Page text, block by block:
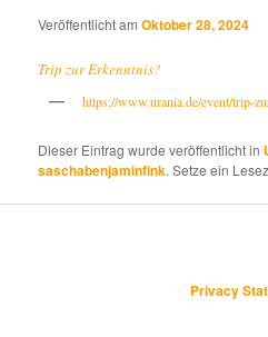
Veröffentlicht amOktober 28, 2024
Trip zur Erkenntnis?
https://www.urania.de/event/trip-
Dieser Eintrag wurde veröffentlicht in
saschabenjaminfink. Setze ein
Privacy